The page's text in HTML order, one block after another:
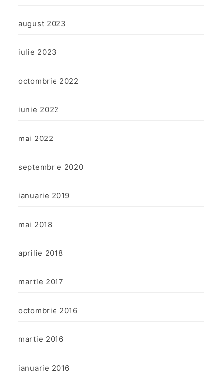
august 2023
iulie 2023
octombrie 2022
iunie 2022
mai 2022
septembrie 2020
ianuarie 2019
mai 2018
aprilie 2018
martie 2017
octombrie 2016
martie 2016
ianuarie 2016